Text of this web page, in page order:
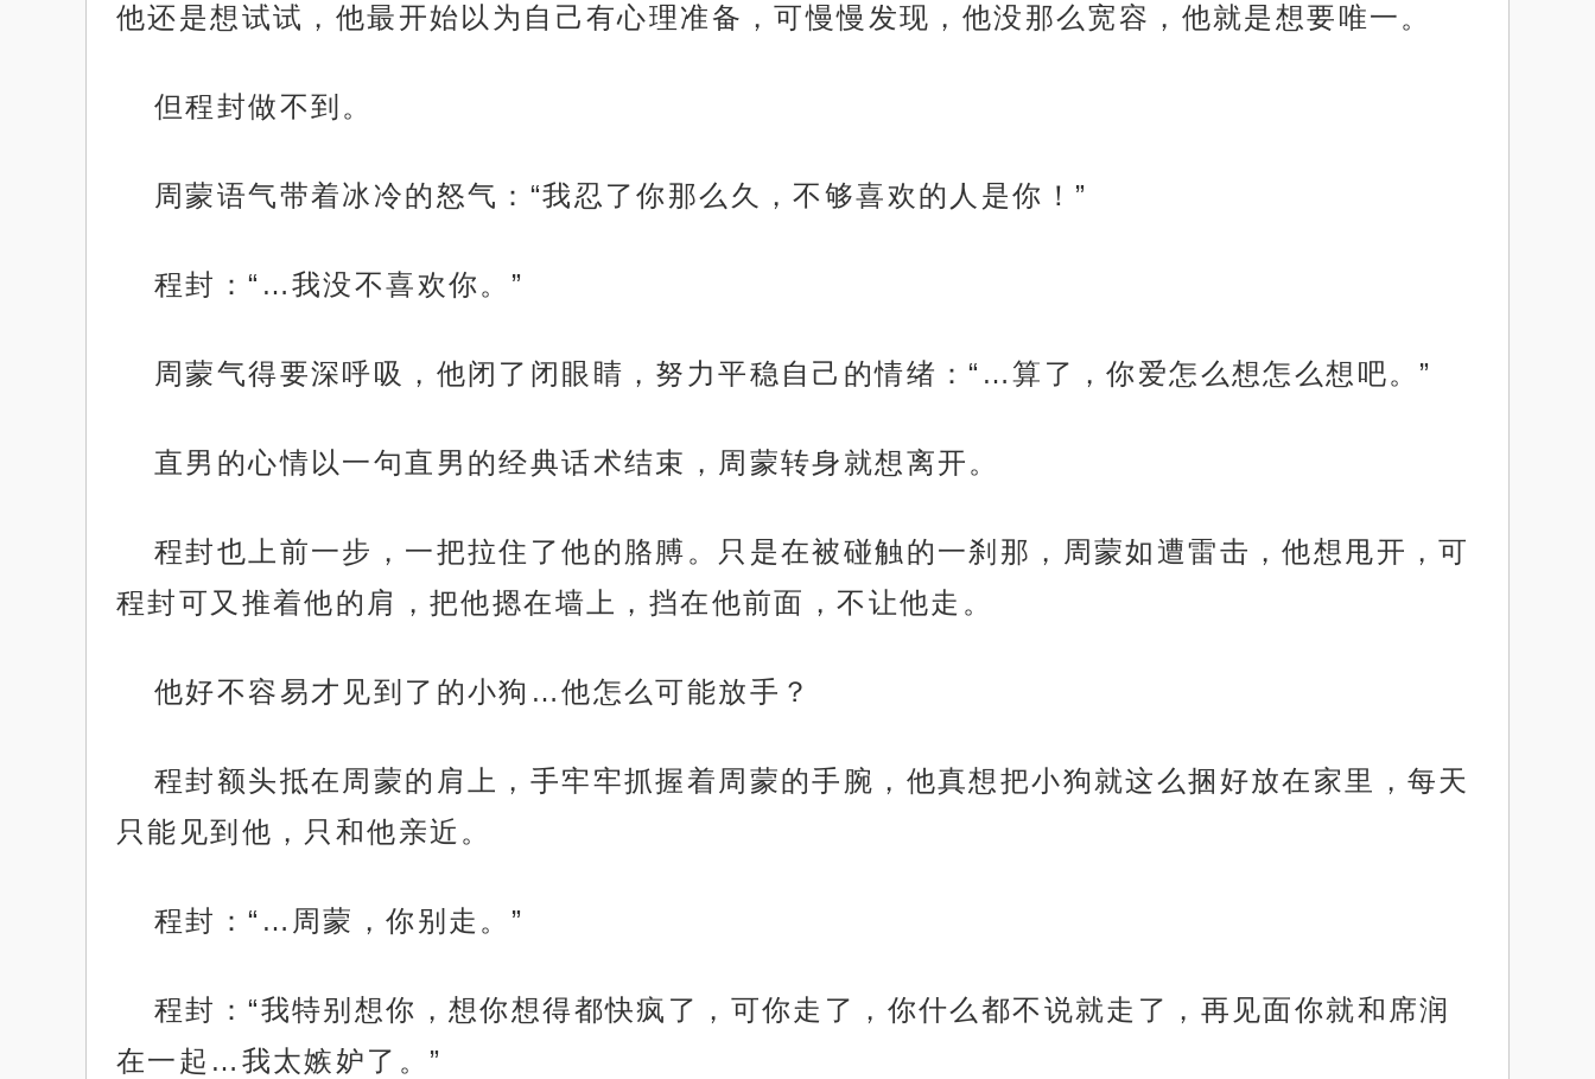
他还是想试试，他最开始以为自己有心理准备，可慢慢发现，他没那么宽容，他就是想要唯一。
但程封做不到。
周蒙语气带着冰冷的怒气：“我忍了你那么久，不够喜欢的人是你！”
程封：“…我没不喜欢你。”
周蒙气得要深呼吸，他闭了闭眼睛，努力平稳自己的情绪：“…算了，你爱怎么想怎么想吧。”
直男的心情以一句直男的经典话术结束，周蒙转身就想离开。
程封也上前一步，一把拉住了他的胳膊。只是在被碰触的一刹那，周蒙如遭雷击，他想甩开，可
程封可又推着他的肩，把他摁在墙上，挡在他前面，不让他走。
他好不容易才见到了的小狗…他怎么可能放手？
程封额头抵在周蒙的肩上，手牢牢抓握着周蒙的手腕，他真想把小狗就这么捆好放在家里，每天
只能见到他，只和他亲近。
程封：“…周蒙，你别走。”
程封：“我特别想你，想你想得都快疯了，可你走了，你什么都不说就走了，再见面你就和席润
在一起…我太嫉妒了。”